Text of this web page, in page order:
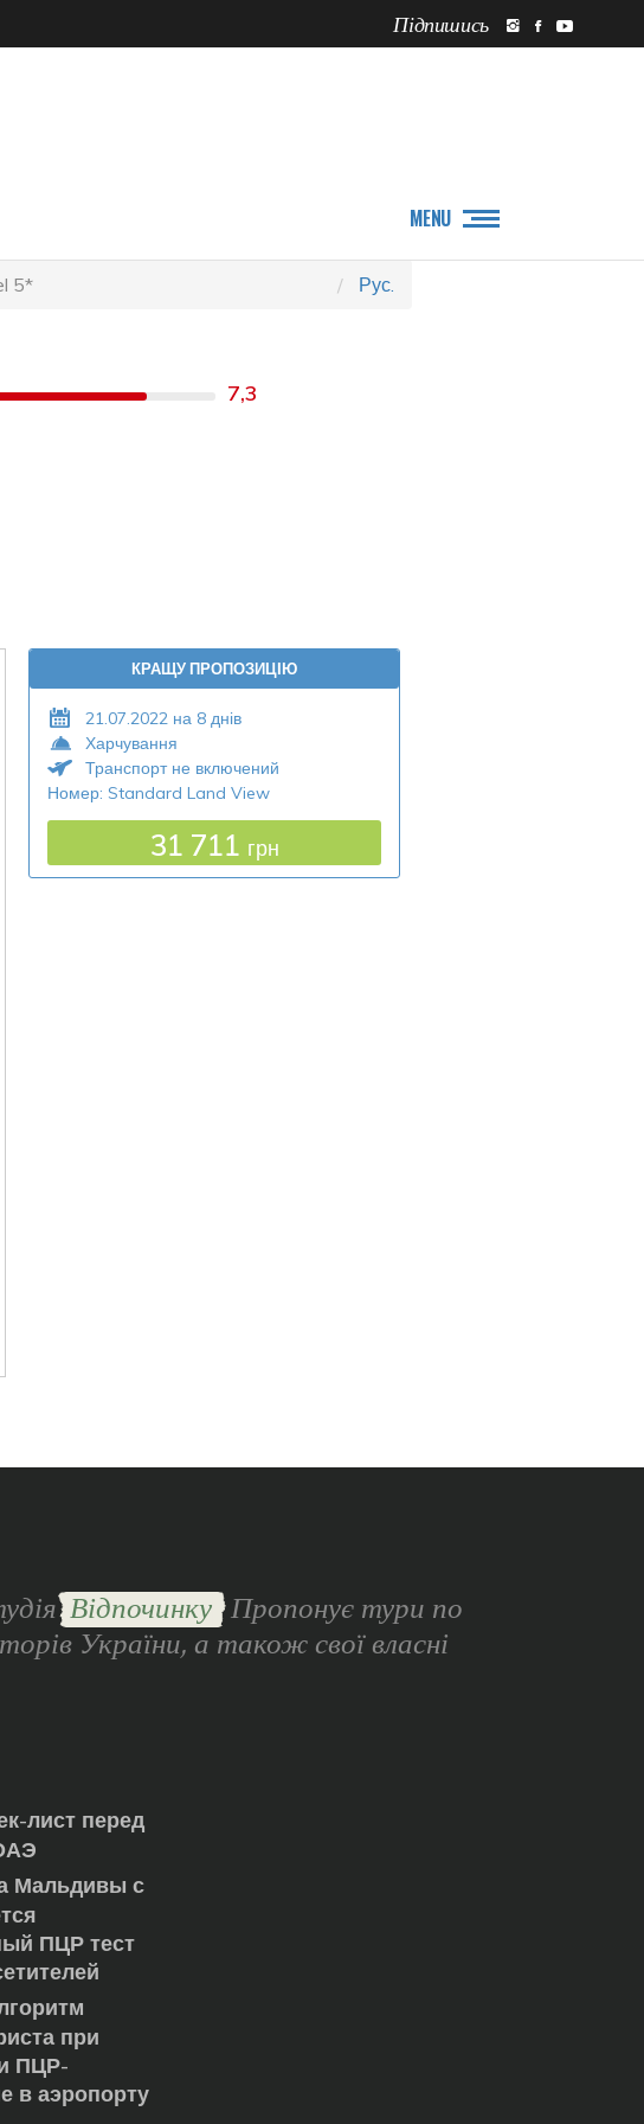
Підпишись
MENU
5* Рус.
7,3
КРАЩУ ПРОПОЗИЦІЮ
21.07.2022 на 8 днів
Харчування
Транспорт не включений
Номер: Standard Land View
31 711 грн
Відпочинку Пропонує тури по
України, а також свої власні
лист перед
Мальдивы с
ПЦР тест
при
ПЦР-
в аэропорту